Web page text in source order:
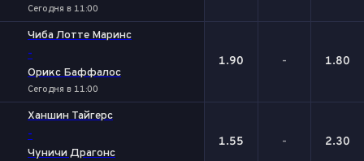
Сегодня в 11:00
Чиба Лотте Маринс
-
Орикс Баффалос
Сегодня в 11:00
1.90 - 1.80
Ханшин Тайгерс
-
Чуничи Драгонс
1.55 - 2.30